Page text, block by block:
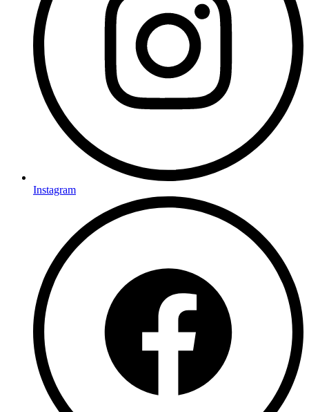
Instagram